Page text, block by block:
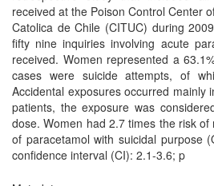
received at the Poison Control Center
Catolica de Chile (CITUC) during
fifty nine inquiries involving acute
received. Women represented a
cases were suicide attempts, of
Accidental exposures occurred mainly
patients, the exposure was
dose. Women had 2.7 times the risk
of paracetamol with suicidal purpose
confidence interval (CI): 2.1-3.6; p